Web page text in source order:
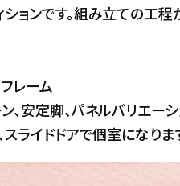
ョンです。組み立ての工
レーム
、安定脚、パネルバリエー
スライドドアで個室になりま